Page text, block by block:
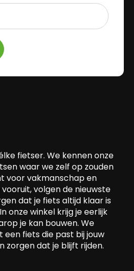
fietser. We kennen onze
waar we zelf op zouden
voor vakmanschap en
volgen de nieuwste
dat je fiets altijd klaar is
onze winkel krijg je eerlijk
je kan bouwen. We
een fiets die past bij jouw
zorgen dat je blijft rijden.